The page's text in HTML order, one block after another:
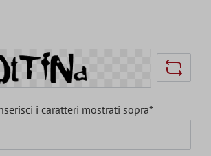
i caratteri mostrati sopra*